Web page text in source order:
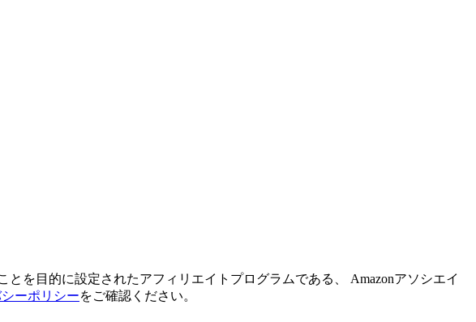
を目的に設定されたアフィリエイトプログラムである、 Amazonアソシエイ
ーポリシーをご確認ください。